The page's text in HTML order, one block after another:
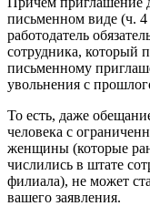
письменном виде (ч.
работодатель
сотрудника, который
письменному
увольнения с
То есть, даже
человека с
женщины (которые
числились в штате
филиала), не может
вашего заявления.